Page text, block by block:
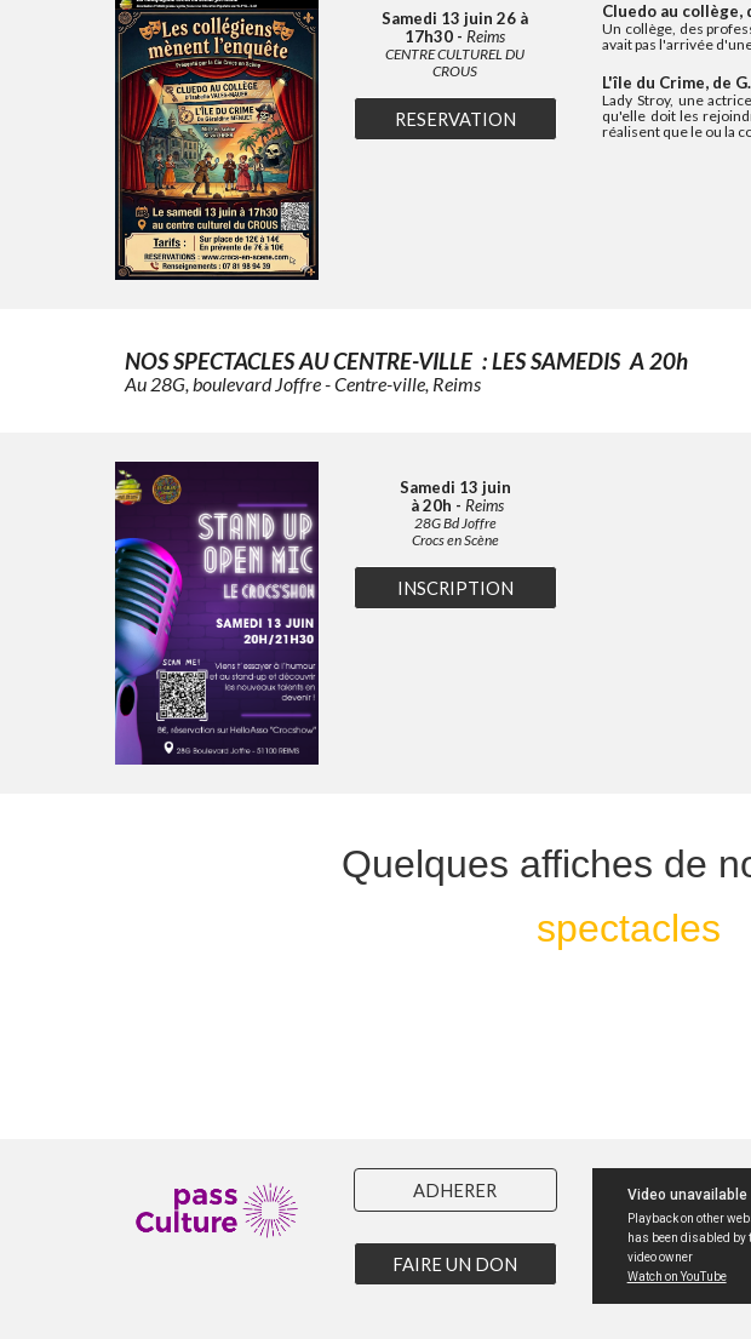
Samedi 13 juin 26 à
17h30 - Reims
CENTRE CULTUREL DU
CROUS
RESERVATION
Cluedo au collège,
Un collège, des
avait pas l'arrivée
L'île du Crime, de
Lady Stroy, une
qu'elle doit les
réalisent que le ou la
NOSSPECTACLES AU CENTRE-VILLE : LES SAMEDIS A20h
Au 28G, boulevard Joffre - Centre-ville, Reims
Samedi 13 juin
à 20h - Reims
28G Bd Joffre
Crocs en Scène
INSCRIPTION
Quelques affiches de
spectacles
ADHERER
FAIRE UN DON